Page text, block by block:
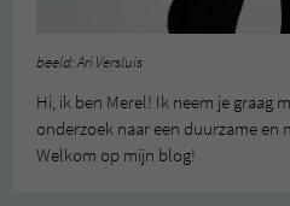
beeld: Ari Versluis
Hi, ik ben Merel! Ik neem je graag
onderzoek naar een duurzame en
Welkom op mijn blog!